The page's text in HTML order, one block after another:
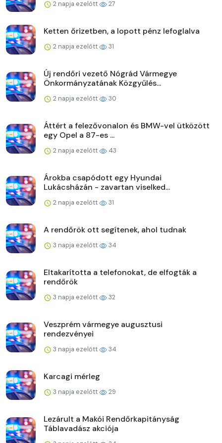
2 napja ezelőtt 27
Ketten őrizetben, a lopott pénz lefoglalva
2 napja ezelőtt 31
Új rendőri vezető Nógrád Vármegye
Önkormányzatának Közgyűlés...
2 napja ezelőtt 30
Áttért a felezővonalon és BMW-vel ütközött
egy Opel a 87-es ...
2 napja ezelőtt 43
Árokba csapódott egy Hyundai
Lukácsházán - zavartan viselked...
2 napja ezelőtt 31
A rendőrök ott segítenek, ahol tudnak
3 napja ezelőtt 34
Eltakarította a telefonokat, de elfogták a
rendőrök
3 napja ezelőtt 32
Veszprém vármegye augusztusi
rendezvényei
3 napja ezelőtt 34
Karcagi mérleg
3 napja ezelőtt 29
Lezárult a Makói Rendőrkapitányság
Táblavadász akciója